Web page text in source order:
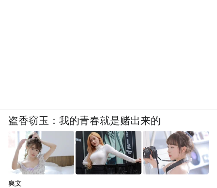
盗香窃玉：我的青春就是赌出来的
爽文